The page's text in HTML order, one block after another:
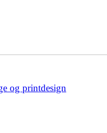
og printdesign